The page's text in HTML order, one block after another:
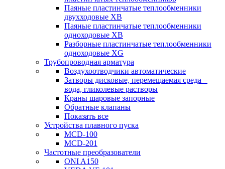
Паяные пластинчатые теплообменники
двухходовые XB
Паяные пластинчатые теплообменники
одноходовые ХВ
Разборные пластинчатые теплообменники
одноходовые ХG
Трубопроводная арматура
Воздухоотводчики автоматические
Затворы дисковые, перемещаемая среда –
вода, гликолевые растворы
Краны шаровые запорные
Обратные клапаны
Показать все
Устройства плавного пуска
MCD-100
MCD-201
Частотные преобразователи
ONI A150